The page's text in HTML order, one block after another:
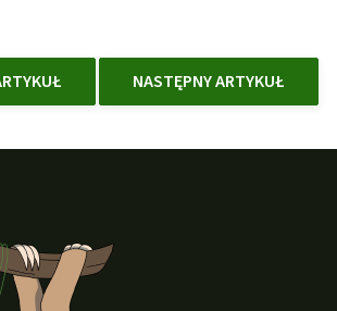
NASTĘPNY ARTYKUŁ